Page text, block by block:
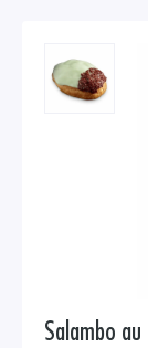
Salambo